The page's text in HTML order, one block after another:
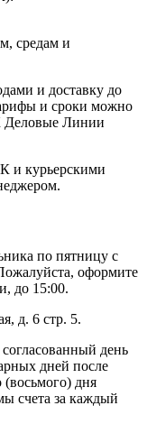
средам и
и доставку до
и сроки можно
Деловые Линии
и курьерскими
по пятницу с
оформите
до 15:00.
д. 6 стр. 5.
согласованный день
дней после
(восьмого) дня
счета за каждый